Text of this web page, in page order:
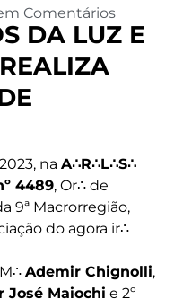
Comentários
DA LUZ E
na A∴R∴L∴S∴
4489, Or∴ de
9ª Macrorregião,
do agora ir∴
Ademir Chignolli,
José Maiochi e 2º